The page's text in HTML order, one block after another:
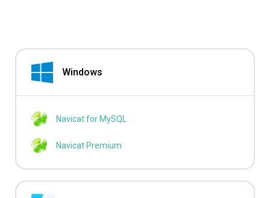
Windows
Navicat for MySQL
Navicat Premium